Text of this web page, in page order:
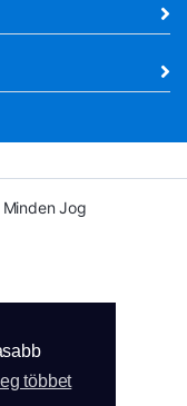
többet
Jog